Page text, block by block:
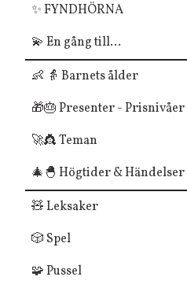
✨ FYNDHÖRNA
💫 En gång till...
👶 👵 Barnets ålder
🎁🎂 Presenter - Prisnivåer
🚀👸 Teman
🎄🐣 Högtider & Händelser
🧸 Leksaker
🎲 Spel
🧩 Pussel